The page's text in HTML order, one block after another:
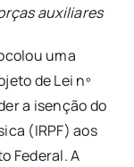
auxiliares
uma
de Lei nº
a isenção do
(IRPF) aos
Federal. A